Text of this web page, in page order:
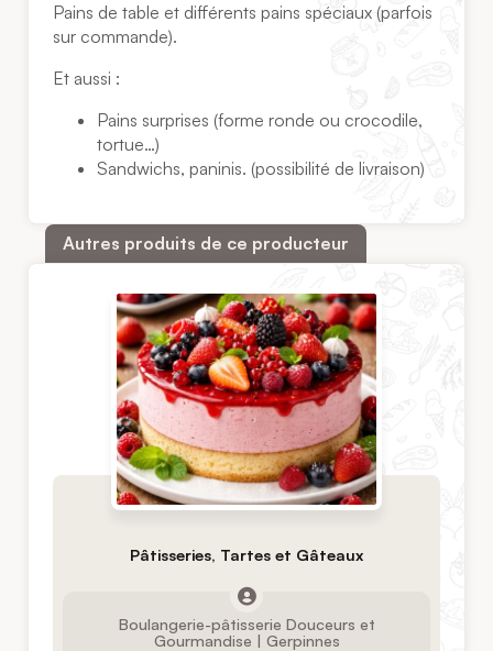
Pains de table et différents pains spéciaux (parfois
sur commande).
Et aussi :
Pains surprises (forme ronde ou crocodile,
tortue…)
Sandwichs, paninis. (possibilité de livraison)
Autres produits de ce producteur
Pâtisseries, Tartes et Gâteaux
Boulangerie-pâtisserie Douceurs et
Gourmandise | Gerpinnes